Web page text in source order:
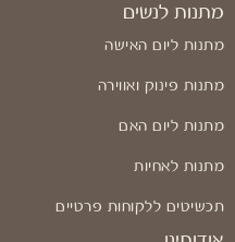
מתנות לנשים
מתנות ליום האישה
מתנות פינוק ואווירה
מתנות ליום האם
מתנות לאחיות
תכשיטים ללקוחות פרטיים